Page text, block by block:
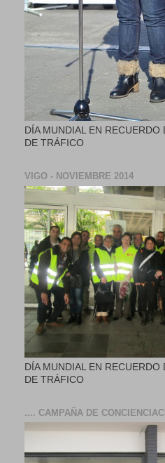
DÍA MUNDIAL EN RECUERDO
DE TRÁFICO
VIGO - NOVIEMBRE 2014
DÍA MUNDIAL EN RECUERDO
DE TRÁFICO
.... CAMPAÑA DE